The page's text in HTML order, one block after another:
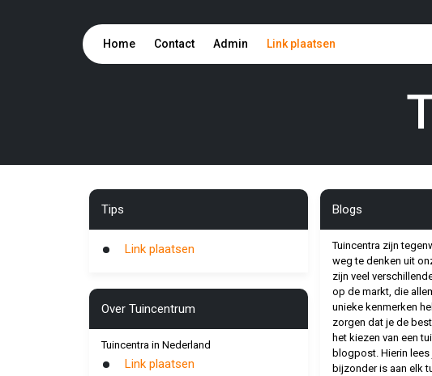
Home Contact Admin Link plaatsen
Tips
Link plaatsen
Over Tuincentrum
Tuincentra in Nederland
Link plaatsen
Blogs
Tuincentra zijn
weg te denken uit
zijn veel
op de markt, die
unieke kenmerken
zorgen dat je de
het kiezen van een
blogpost. Hierin lees
bijzonder is aan elk